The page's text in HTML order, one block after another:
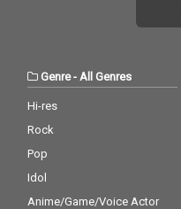
Genre- All Genres
Hi-res
Rock
Pop
Idol
Anime/Game/Voice Actor